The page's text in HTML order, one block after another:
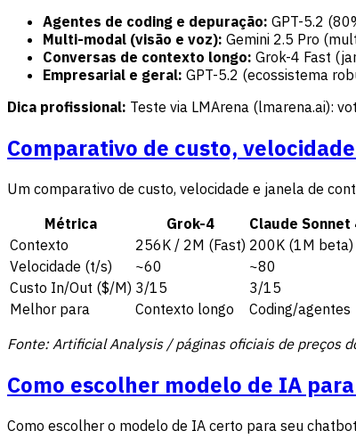
Agentes de coding e depuração: GPT-5.2
Multi-modal (visão e voz): Gemini 2.5 Pro
Conversas de contexto longo: Grok-4 Fast
Empresarial e geral: GPT-5.2 (ecossistema
Dica profissional: Teste via LMArena (lmarena.ai):
Comparativo de custo,
Um comparativo de custo, velocidade e janela de
Métrica
Grok-4 Claude Sonnet
Contexto
256K / 2M (Fast) 200K (1M beta)
Velocidade (t/s)
~60 ~80
Custo In/Out ($/M) 3/15 3/15
Melhor para
Contexto longo Coding/agentes
Fonte: Artificial Analysis / páginas oficiais de preços
Como escolher modelo de IA
Como escolher o modelo de IA certo para seu